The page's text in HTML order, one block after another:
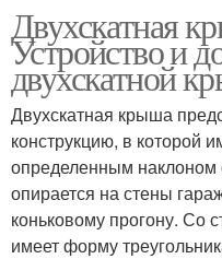
Двускатная крыша
Двухскатная
Устройство и
двухскатной
Двухскатная крыша
конструкцию, в которой
определенным наклоном
опирается на стены
коньковому прогону. Со
имеет форму